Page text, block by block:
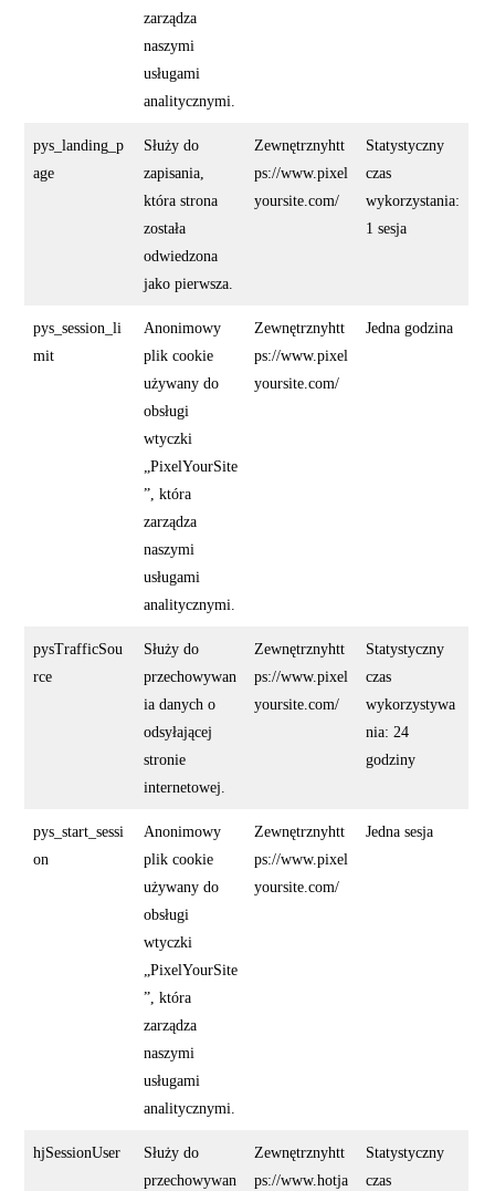
zarządza
naszymi
usługami
analitycznymi.
pys_landing_p
age
Służy do
zapisania,
która strona
została
odwiedzona
jako pierwsza.
Zewnętrznyhtt
ps://www.pixel
yoursite.com/
Statystyczny
czas
wykorzystania:
1 sesja
pys_session_li
mit
Anonimowy
plik cookie
używany do
obsługi
wtyczki
„PixelYourSite
”, która
zarządza
naszymi
usługami
analitycznymi.
Zewnętrznyhtt
ps://www.pixel
yoursite.com/
Jedna godzina
pysTrafficSou
rce
Służy do
przechowywan
ia danych o
odsyłającej
stronie
internetowej.
Zewnętrznyhtt
ps://www.pixel
yoursite.com/
Statystyczny
czas
wykorzystywa
nia: 24
godziny
pys_start_sessi
on
Anonimowy
plik cookie
używany do
obsługi
wtyczki
„PixelYourSite
”, która
zarządza
naszymi
usługami
analitycznymi.
Zewnętrznyhtt
ps://www.pixel
yoursite.com/
Jedna sesja
hjSessionUser
Służy do
przechowywan
Zewnętrznyhtt
ps://www.hotja
Statystyczny
czas